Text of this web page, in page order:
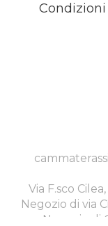
Via F.sco
Negozio di via
----- Negozio di